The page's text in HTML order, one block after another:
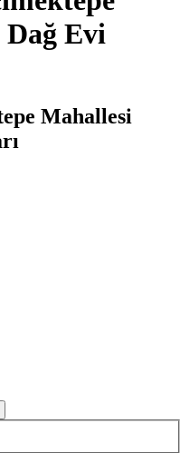
Dağ Evi
Mahallesi